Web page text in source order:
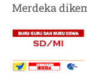
Merdeka